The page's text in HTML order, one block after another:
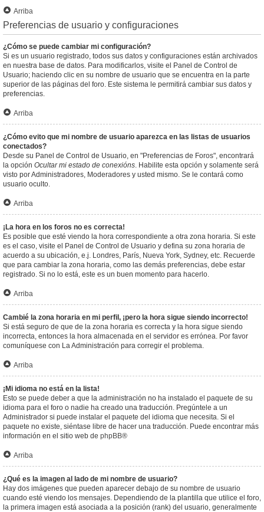
Arriba
Preferencias de usuario y configuraciones
¿Cómo se puede cambiar mi configuración?
Si es un usuario registrado, todos sus datos y configuraciones están archivados
en nuestra base de datos. Para modificarlos, visite el Panel de Control de
Usuario; haciendo clic en su nombre de usuario que se encuentra en la parte
superior de las páginas del foro. Este sistema le permitirá cambiar sus datos y
preferencias.
Arriba
¿Cómo evito que mi nombre de usuario aparezca en las listas de usuarios
conectados?
Desde su Panel de Control de Usuario, en "Preferencias de Foros", encontrará
la opción Ocultar mi estado de conexións. Habilite esta opción y solamente será
visto por Administradores, Moderadores y usted mismo. Se le contará como
usuario oculto.
Arriba
¡La hora en los foros no es correcta!
Es posible que esté viendo la hora correspondiente a otra zona horaria. Si este
es el caso, visite el Panel de Control de Usuario y defina su zona horaria de
acuerdo a su ubicación, e.j. Londres, París, Nueva York, Sydney, etc. Recuerde
que para cambiar la zona horaria, como las demás preferencias, debe estar
registrado. Si no lo está, este es un buen momento para hacerlo.
Arriba
Cambié la zona horaria en mi perfil, ¡pero la hora sigue siendo incorrecto!
Si está seguro de que de la zona horaria es correcta y la hora sigue siendo
incorrecta, entonces la hora almacenada en el servidor es errónea. Por favor
comuníquese con La Administración para corregir el problema.
Arriba
¡Mi idioma no está en la lista!
Esto se puede deber a que la administración no ha instalado el paquete de su
idioma para el foro o nadie ha creado una traducción. Pregúntele a un
Administrador si puede instalar el paquete del idioma que necesita. Si el
paquete no existe, siéntase libre de hacer una traducción. Puede encontrar más
información en el sitio web de phpBB®
Arriba
¿Qué es la imagen al lado de mi nombre de usuario?
Hay dos imágenes que pueden aparecer debajo de su nombre de usuario
cuando esté viendo los mensajes. Dependiendo de la plantilla que utilice el foro,
la primera imagen está asociada a la posición (rank) del usuario, generalmente